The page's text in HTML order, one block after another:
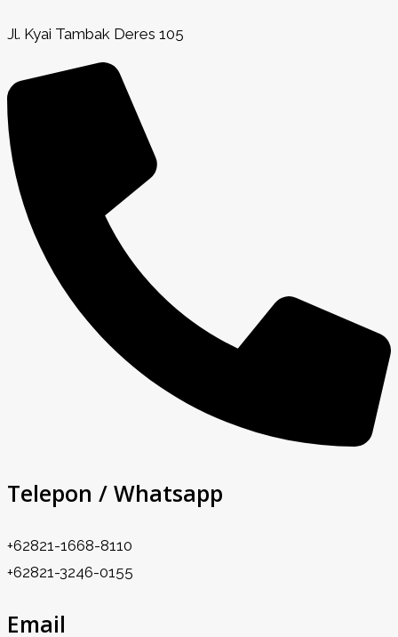
Jl. Kyai Tambak Deres 105
Telepon / Whatsapp
+62821-1668-8110
+62821-3246-0155
Email